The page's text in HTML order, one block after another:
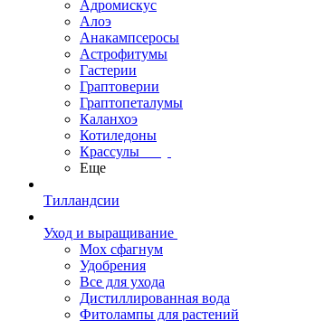
Адромискус
Алоэ
Анакампсеросы
Астрофитумы
Гастерии
Граптоверии
Граптопеталумы
Каланхоэ
Котиледоны
Крассулы
Еще
Тилландсии
Уход и выращивание
Мох сфагнум
Удобрения
Все для ухода
Дистиллированная вода
Фитолампы для растений